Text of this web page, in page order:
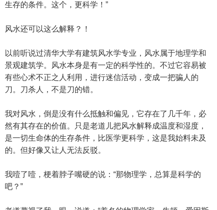
生存的条件。这个，更科学！”
风水还可以这么解释？！
以前听说过清华大学有建筑风水学专业，风水属于地理学和
景观建筑学。风水本身是有一定的科学性的。不过它容易被
有些心术不正之人利用，进行迷信活动，变成一把骗人的
刀。刀杀人，不是刀的错。
我对风水，倒是没有什么抵触和偏见，它存在了几千年，必
然有其存在的价值。只是老道儿把风水解释成温度和湿度，
是一切生命体的生存条件，比医学更科学，这是我始料未及
的。但好像又让人无法反驳。
我噎了噎，梗着脖子嘴硬的说：“那物理学，总算是科学的
吧？”